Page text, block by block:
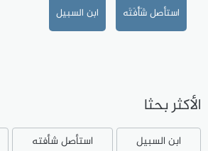
استأصل شَأْفَتَه ابن السبيل
الأكثر بحثا
ابن السبيل استأصل شأفته